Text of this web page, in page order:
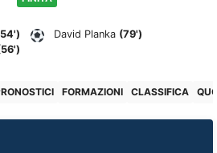
David Planka (79')
FORMAZIONI CLASSIFICA